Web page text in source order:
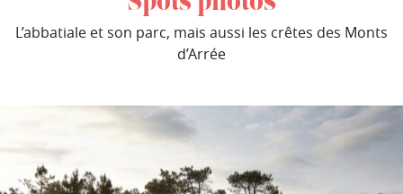
L’abbatiale et son parc, mais aussi les crêtes des Monts
d’Arrée